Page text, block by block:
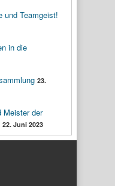
und Teamgeist!
in die
23.
Meister der
22. Juni 2023